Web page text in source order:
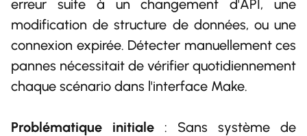
erreur suite à un changement d'API, une
modification de structure de données, ou une
connexion expirée. Détecter manuellement ces
pannes nécessitait de vérifier quotidiennement
chaque scénario dans l'interface Make.
Problématique initiale : Sans système de